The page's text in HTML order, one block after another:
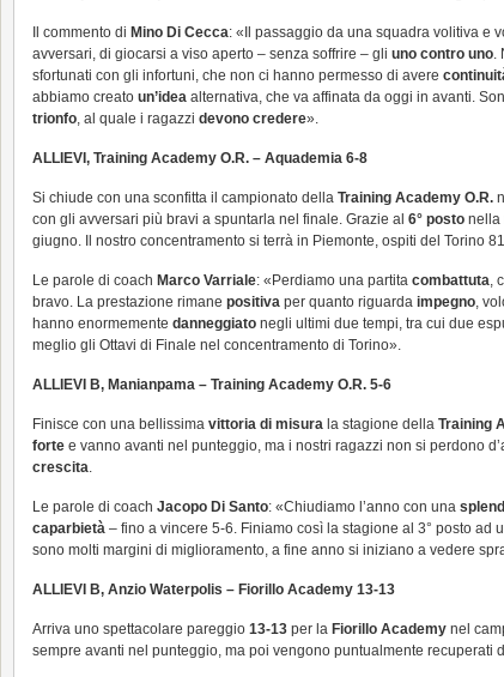
Il commento di Mino Di Cecca: «Il passaggio da una squadra volitiva e
avversari, di giocarsi a viso aperto – senza soffrire – gli uno contro uno.
sfortunati con gli infortuni, che non ci hanno permesso di avere
abbiamo creato un’idea alternativa, che va affinata da oggi in avanti.
trionfo, al quale i ragazzi devono credere».
ALLIEVI, Training Academy O.R. – Aquademia 6-8
Si chiude con una sconfitta il campionato della Training Academy O.R.
con gli avversari più bravi a spuntarla nel finale. Grazie al 6° posto nella
giugno. Il nostro concentramento si terrà in Piemonte, ospiti del Torino
Le parole di coach Marco Varriale: «Perdiamo una partita combattuta,
bravo. La prestazione rimane positiva per quanto riguarda impegno,
hanno enormemente danneggiato negli ultimi due tempi, tra cui due
meglio gli Ottavi di Finale nel concentramento di Torino».
ALLIEVI B, Manianpama – Training Academy O.R. 5-6
Finisce con una bellissima vittoria di misura la stagione della Training
forte e vanno avanti nel punteggio, ma i nostri ragazzi non si perdono
crescita.
Le parole di coach Jacopo Di Santo: «Chiudiamo l’anno con una
caparbietà – fino a vincere 5-6. Finiamo così la stagione al 3° posto
sono molti margini di miglioramento, a fine anno si iniziano a vedere
ALLIEVI B, Anzio Waterpolis – Fiorillo Academy 13-13
Arriva uno spettacolare pareggio 13-13 per la Fiorillo Academy nel
sempre avanti nel punteggio, ma poi vengono puntualmente recuperati